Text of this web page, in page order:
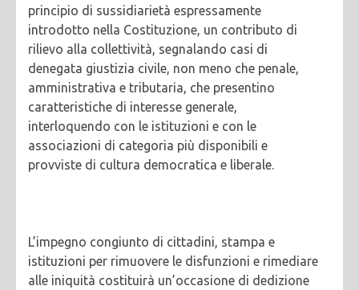
principio di sussidiarietà espressamente
introdotto nella Costituzione, un contributo di
rilievo alla collettività, segnalando casi di
denegata giustizia civile, non meno che penale,
amministrativa e tributaria, che presentino
caratteristiche di interesse generale,
interloquendo con le istituzioni e con le
associazioni di categoria più disponibili e
provviste di cultura democratica e liberale.
L’impegno congiunto di cittadini, stampa e
istituzioni per rimuovere le disfunzioni e rimediare
alle iniquità costituirà un’occasione di dedizione